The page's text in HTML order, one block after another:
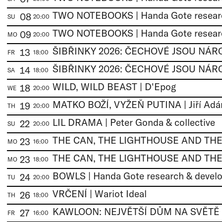
SU 08 20:00
MO 09 20:00
FR 13 18:00
SA 14 18:00
WE 18 20:00 WILD, WILD BEAST | D'Epog
TH 19 20:00
SU 22 20:00 LIL DRAMA | Peter Gonda & collective
MO 23 16:00
MO 23 18:00
TU 24 20:00 BOWLS | Handa Gote research &
TH 26 18:00 VRČENÍ | Wariot Ideal
FR 27 16:00 KAWLOON: NEJVĚTŠÍ DŮM NA